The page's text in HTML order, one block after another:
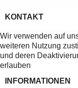
KONTAKT
Wir verwenden auf
weiteren Nutzung
und deren
erlauben
INFORMATIONEN